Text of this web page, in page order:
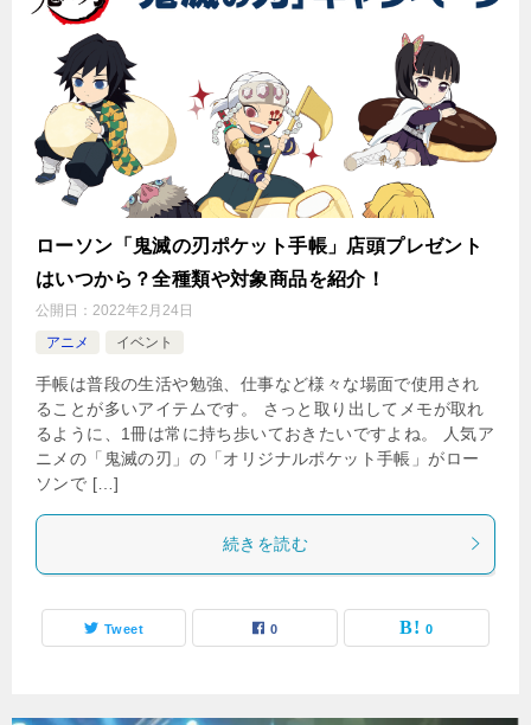
ローソン「鬼滅の刃ポケット手帳」店頭プレゼント
はいつから？全種類や対象商品を紹介！
公開日： 2022年2月24日
アニメ
イベント
手帳は普段の生活や勉強、仕事など様々な場面で使用され
ることが多いアイテムです。 さっと取り出してメモが取れ
るように、1冊は常に持ち歩いておきたいですよね。 人気ア
ニメの「鬼滅の刃」の「オリジナルポケット手帳」がロー
ソンで […]
続きを読む
Tweet 0 0